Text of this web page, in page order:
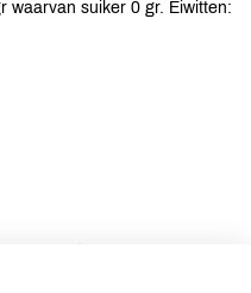
waarvan suiker 0 gr. Eiwitten: